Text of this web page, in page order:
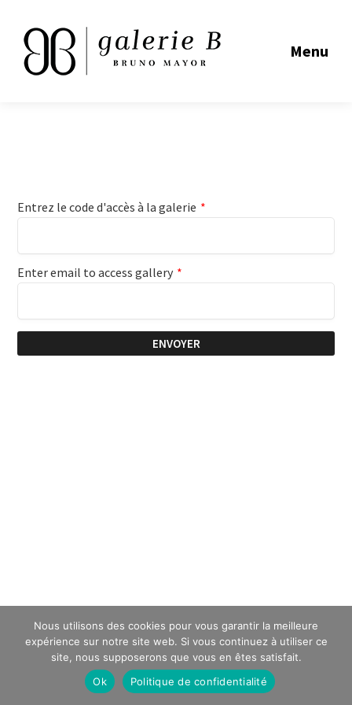
Menu
Entrez le code d'accès à la galerie *
Enter email to access gallery *
ENVOYER
Nous utilisons des cookies pour vous garantir la meilleure
expérience sur notre site web. Si vous continuez à utiliser ce
site, nous supposerons que vous en êtes satisfait.
Ok
Politique de confidentialité